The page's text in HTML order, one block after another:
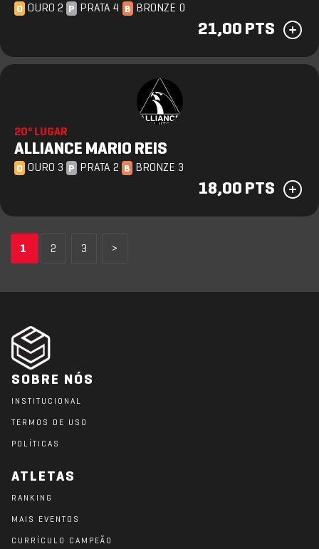
O OURO 2 P PRATA 4 B BRONZE 0
21,00 PTS
20º LUGAR
ALLIANCE MARIO REIS
O OURO 3 P PRATA 2 B BRONZE 3
18,00 PTS
1 2 3 >
SOBRE NÓS
INSTITUCIONAL
TERMOS DE USO
POLÍTICAS
ATLETAS
RANKING
MAIS EVENTOS
CURRÍCULO CAMPEÃO